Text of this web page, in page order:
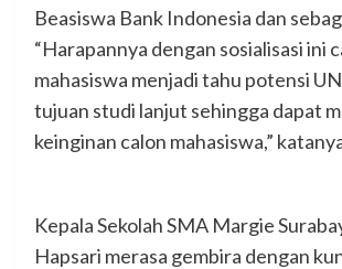
Beasiswa Bank Indonesia dan
“Harapannya dengan sosialisasi ini
mahasiswa menjadi tahu potensi
tujuan studi lanjut sehingga dapat
keinginan calon mahasiswa,”
Kepala Sekolah SMA Margie
Hapsari merasa gembira dengan